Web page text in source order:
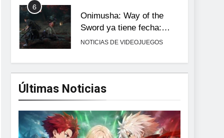
6
Onimusha: Way of the
Sword ya tiene fecha:
Capcom lanza demo
NOTICIAS DE VIDEOJUEGOS
7
No Rest for the Wicked
confirma su versión 1.0
NOTICIAS DE VIDEOJUEGOS
8
Stuntman: Hollywood
Últimas Noticias